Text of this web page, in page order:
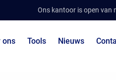
Ons kantoor is open van
ons Tools Nieuws